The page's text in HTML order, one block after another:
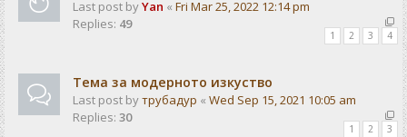
Last post byYan « Fri Mar 25, 2022 12:14 pm
Replies: 49
1 2 3 4
Тема за модерното изкуство
Last post byтрубадур « Wed Sep 15, 2021 10:05 am
Replies: 30
1 2 3